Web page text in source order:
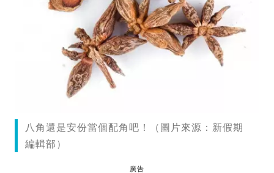
八角還是安份當個配角吧！（圖片來源：新假期
編輯部）
廣告